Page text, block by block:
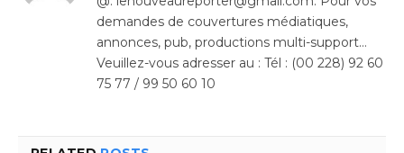
demandes de couvertures médiatiques,
annonces, pub, productions multi-support…
Veuillez-vous adresser au : Tél : (00 228) 92 60
75 77 / 99 50 60 10